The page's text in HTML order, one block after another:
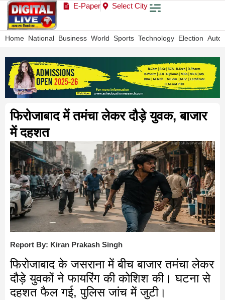
E-Paper Select City
Home National Business World Sports Technology Election Auto
फिरोजाबाद में तमंचा लेकर दौड़े युवक, बाजार
में दहशत
Report By: Kiran Prakash Singh
फिरोजाबाद के जसराना में बीच बाजार तमंचा लेकर
दौड़े युवकों ने फायरिंग की कोशिश की। घटना से
दहशत फैल गई, पुलिस जांच में जुटी।